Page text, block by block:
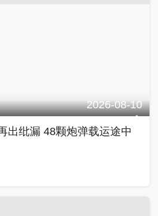
2026-08-10
出纰漏 48颗炮弹载运途中